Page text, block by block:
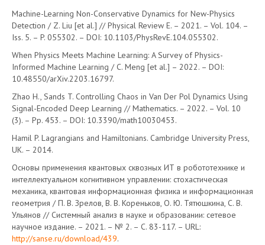
Machine-Learning Non-Conservative Dynamics for New-Physics
Detection / Z. Liu [et al.] // Physical Review E. – 2021. – Vol. 104. –
Iss. 5. – P. 055302. – DOI: 10.1103/PhysRevE.104.055302.
When Physics Meets Machine Learning: A Survey of Physics-
Informed Machine Learning / C. Meng [et al.] – 2022. – DOI:
10.48550/arXiv.2203.16797.
Zhao H., Sands T. Controlling Chaos in Van Der Pol Dynamics Using
Signal-Encoded Deep Learning // Mathematics. – 2022. – Vol. 10
(3). – Pp. 453. – DOI: 10.3390/math10030453.
Hamil P. Lagrangians and Hamiltonians. Cambridge University Press,
UK. – 2014.
Основы применения квантовых сквозных ИТ в робототехнике и
интеллектуальном когнитивном управлении: стохастическая
механика, квантовая информационная физика и информационная
геометрия / П. В. Зрелов, В. В. Кореньков, О. Ю. Тятюшкина, С. В.
Ульянов // Системный анализ в науке и образовании: сетевое
научное издание. – 2021. – № 2. – C. 83-117. – URL:
http://sanse.ru/download/439.